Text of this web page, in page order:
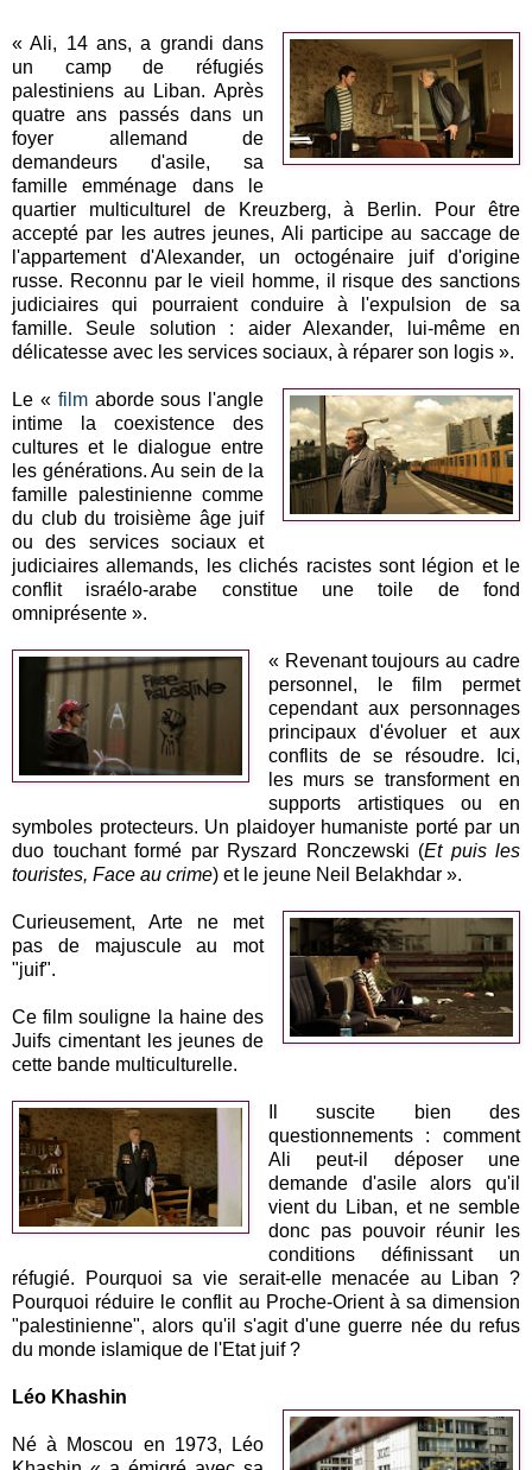
« Ali, 14 ans, a grandi dans
un camp de réfugiés
palestiniens au Liban. Après
quatre ans passés dans un
foyer allemand de
demandeurs d'asile, sa
famille emménage dans le
quartier multiculturel de Kreuzberg, à Berlin. Pour être
accepté par les autres jeunes, Ali participe au saccage de
l'appartement d'Alexander, un octogénaire juif d'origine
russe. Reconnu par le vieil homme, il risque des sanctions
judiciaires qui pourraient conduire à l'expulsion de sa
famille. Seule solution : aider Alexander, lui-même en
délicatesse avec les services sociaux, à réparer son logis ».
Le « filmaborde sous l'angle
intime la coexistence des
cultures et le dialogue entre
les générations. Au sein de la
famille palestinienne comme
du club du troisième âge juif
ou des services sociaux et
judiciaires allemands, les clichés racistes sont légion et le
conflit israélo-arabe constitue une toile de fond
omniprésente ».
« Revenant toujours au cadre
personnel, le film permet
cependant aux personnages
principaux d'évoluer et aux
conflits de se résoudre. Ici,
les murs se transforment en
supports artistiques ou en
symboles protecteurs. Un plaidoyer humaniste porté par un
duo touchant formé par Ryszard Ronczewski (Et puis les
touristes, Face au crime) et le jeune Neil Belakhdar ».
Curieusement, Arte ne met
pas de majuscule au mot
"juif".
Ce film souligne la haine des
Juifs cimentant les jeunes de
cette bande multiculturelle.
Il suscite bien des
questionnements : comment
Ali peut-il déposer une
demande d'asile alors qu'il
vient du Liban, et ne semble
donc pas pouvoir réunir les
conditions définissant un
réfugié. Pourquoi sa vie serait-elle menacée au Liban ?
Pourquoi réduire le conflit au Proche-Orient à sa dimension
"palestinienne", alors qu'il s'agit d'une guerre née du refus
du monde islamique de l'Etat juif ?
Léo Khashin
Né à Moscou en 1973, Léo